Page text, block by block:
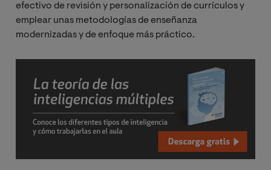
efectivo de revisión y personalización de currículos y
emplear unas metodologías de enseñanza
modernizadas y de enfoque más práctico.